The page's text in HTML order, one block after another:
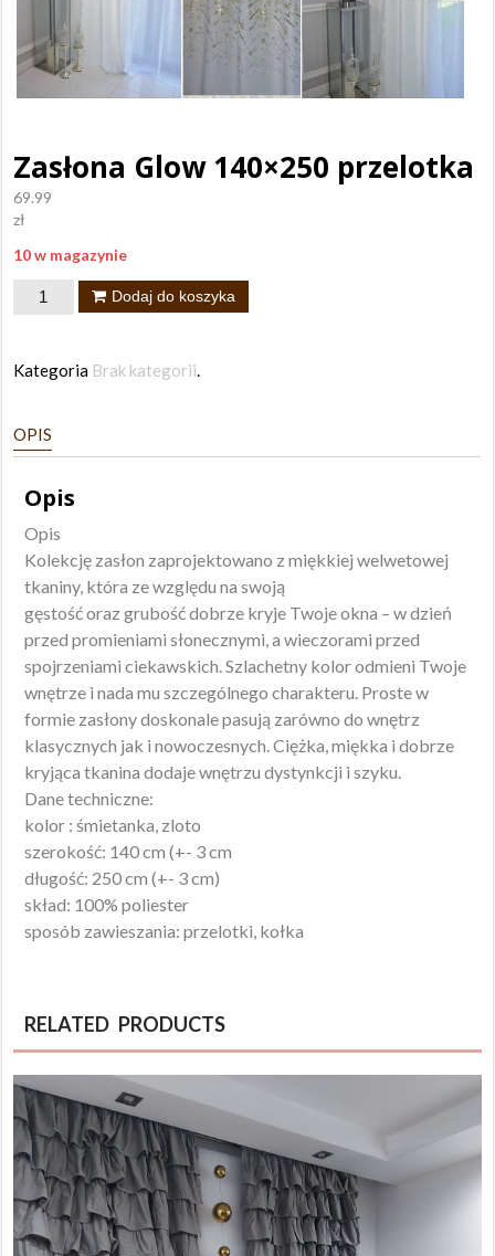
Zasłona Glow 140×250 przelotka
69.99
zł
10 w magazynie
ilość
140x250
Dodaj do koszyka
Kategoria Brak kategorii.
OPIS
Opis
Opis
Kolekcję zasłon zaprojektowano z miękkiej welwetowej
tkaniny, która ze względu na swoją
gęstość oraz grubość dobrze kryje Twoje okna – w dzień
przed promieniami słonecznymi, a wieczorami przed
spojrzeniami ciekawskich. Szlachetny kolor odmieni Twoje
wnętrze i nada mu szczególnego charakteru. Proste w
formie zasłony doskonale pasują zarówno do wnętrz
klasycznych jak i nowoczesnych. Ciężka, miękka i dobrze
kryjąca tkanina dodaje wnętrzu dystynkcji i szyku.
Dane techniczne:
kolor : śmietanka, zloto
szerokość: 140 cm (+- 3 cm
długość: 250 cm (+- 3 cm)
skład: 100% poliester
sposób zawieszania: przelotki, kołka
RELATED PRODUCTS